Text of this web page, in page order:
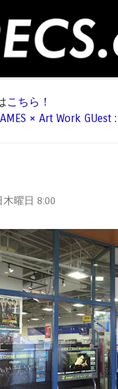
こちら！
× Art Work GUest
木曜日 8:00